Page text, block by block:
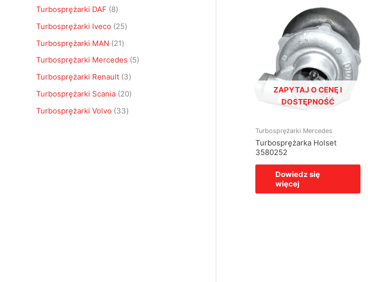
u
k
Turbosprężarki DAF 8k
t
Turbosprężarki Iveco 25k
Turbosprężarki MAN 21
k
Turbosprężarki Mercedes 5
Turbosprężarki Renault 3
Turbosprężarki Scania 20
Turbosprężarki Volvo 33
k
ZAPYTAJ O CENĘ I
DOSTĘPNOŚĆ
Turbosprężarki Mercedes
Turbosprężarka Holset
3580252
Dowiedz się
więcej